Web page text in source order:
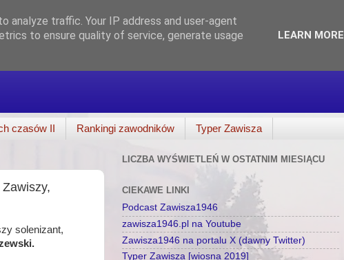
czasów II Rankingi zawodników Typer Zawisza
solenizant,
LICZBA WYŚWIETLEŃ W OSTATNIM MIESIĄCU
CIEKAWE LINKI
Podcast Zawisza1946
zawisza1946.pl na Youtube
Zawisza1946 na portalu X (dawny Twitter)
Typer Zawisza [wiosna 2019]
analyze traffic. Your IP address and user-agent
to ensure quality of service, generate usage
LEARN MORE